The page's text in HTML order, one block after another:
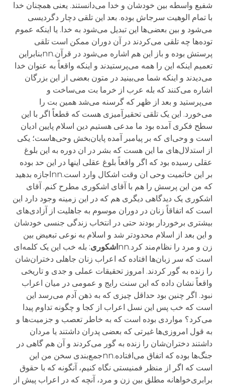
شفیع واسطه بین خودشان و خدا می‌دانستند. یعنی همچنان خدا
با تمام الوهیت سرجاش بوده. بعد این تلقی دچار دگردیسی
می‌شود و بین بعضی‌ها این تبدیل می‌شود به خدا. یا اینکه عموم
توده‌ها چه تلقی می‌کردند در آن دوران ممکن است تلقی
پرستش بوده و باز این هم اشاره می‌شود در قرآن.nnبنابراین
تعمیم اینکه این را همه می‌پرستیدند و اینکه واقعاً به عنوان خدا
می‌دیدند و اینکه شما می‌بینید در متون بعضی از این بزرگان
اشاره می‌کنند که بله عرب از خرما بت می‌ساخت و
می‌پرستید و بعد از ظهر که گرسنه می‌شد همین بت را
می‌خورد. این یک تلقی تحقیرآمیزی هست که قطعاً اگر با این
سطح فکری آمده بود ما مدعی هستیم دین اسلام پایین ادیان
است و وحی‌ای که بر پیامبر آمده پایان‌بخش وحی‌هاست؛ یکی
از استدلال‌های ما این هست که بشر در ان دوره به این بلوغ
عقلی رسیده بود که اگر واقعاً بلوغ عقلی اینها در این حد بوده
بر این خاتمیت وحی ان وقت اشکال وارد است.nnاجازه بدهید
که من این پرسش را هم با آقای اشکوری مطرح کنم. آقای
اشکوری یک دیدگاهی دیگری هم که در این زمینه وجود دارد این
است که اتفاقاً زنان در دوران موسوم به جاهلیت از آزادی‌های
بیشتری برخوردار بودند حتی در انتخاب زندگی جنسی خودشان
و این بعد از اسلام محدودتر شد و اسلام به نوعی تبعیض بین
زن و مرد را نظام‌مند کرد.nn
اشکوری: بله خب این یک کلمه‌ای
است که سر زبان‌ها افتاده که اعراب زنان جاهلی دختران‌شان
را زنده به گور کردند. امروز تحقیقات عملی و جدی و تاریخی
واقعاً نشان داده که این سنت رایج و عمومی در میان اعراب
نبود. اگر چنین بود حداقل چیزی که به ذهن آدم می‌رسد این
است که خب پس این نسل اعراب از کجا و چگونه تداوم پیدا
می‌کرد؟ مواردی بوده است که به خاطر تعصب و جزمیت‌ها و
به قول امروزی‌ها غیرتی که بعضی پدران داشتند یا مردان
داشتند دختران‌شان را زنده به گور می‌کردند و آن هم گاهی در
جنگ‌ها بوده که اتفاق می‌افتاده.nnجمع‌بندی سخن من این
است که اگر از منظر فمنیستی نگاه کنیم، آنگونه که با حقوق
برابری‌خواهانه مطلق بین زن و مرد، آنچه که در اعراب پیش از